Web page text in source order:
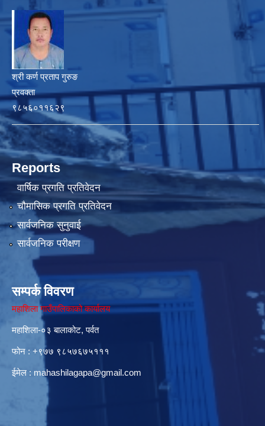
श्री कर्ण प्रताप गुरुङ
प्रवक्ता
९८५६०११६२९
Reports
वार्षिक प्रगति प्रतिवेदन
चौमासिक प्रगति प्रतिवेदन
सार्वजनिक सुनुवाई
सार्वजनिक परीक्षण
सम्पर्क विवरण
महाशिला गाउँपालिकाको कार्यालय
महाशिला-०३ बालाकोट, पर्वत
फोन : ‌+९७७ ९८५७६७५१११
ईमेल : mahashilagapa@gmail.com